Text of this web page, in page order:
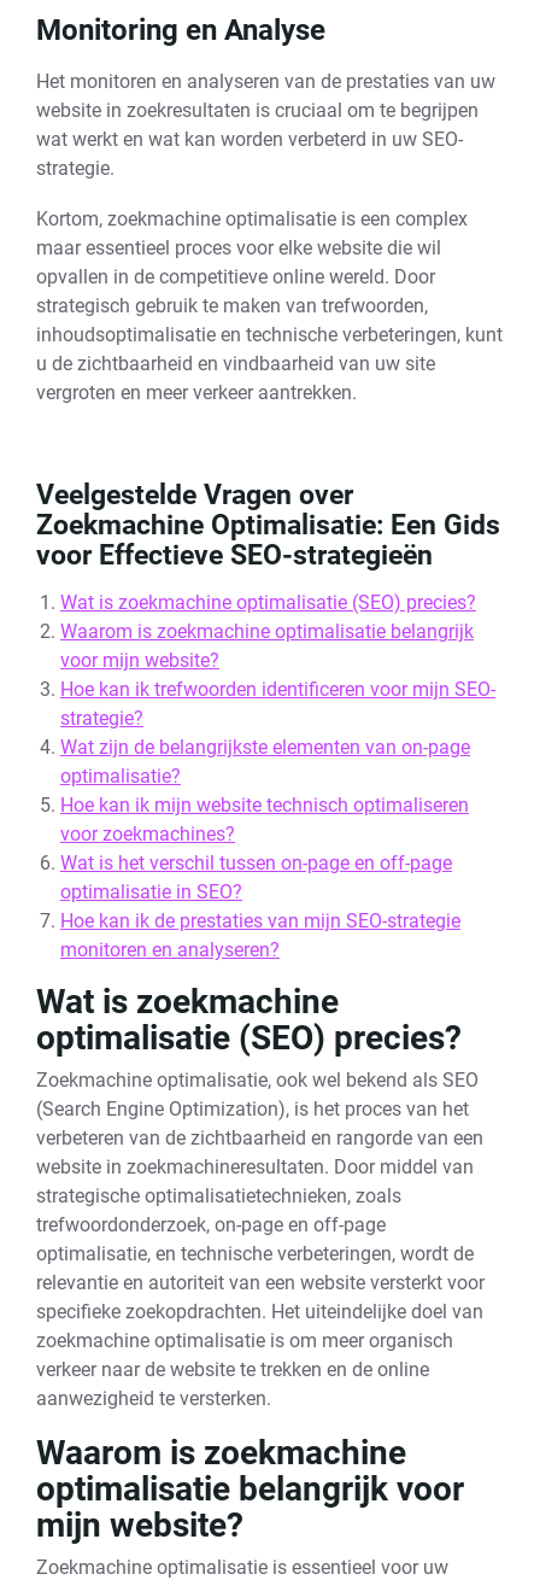
Monitoring en Analyse
Het monitoren en analyseren van de prestaties van uw
website in zoekresultaten is cruciaal om te begrijpen
wat werkt en wat kan worden verbeterd in uw SEO-
strategie.
Kortom, zoekmachine optimalisatie is een complex
maar essentieel proces voor elke website die wil
opvallen in de competitieve online wereld. Door
strategisch gebruik te maken van trefwoorden,
inhoudsoptimalisatie en technische verbeteringen, kunt
u de zichtbaarheid en vindbaarheid van uw site
vergroten en meer verkeer aantrekken.
Veelgestelde Vragen over
Zoekmachine Optimalisatie: Een Gids
voor Effectieve SEO-strategieën
Wat is zoekmachine optimalisatie (SEO) precies?
Waarom is zoekmachine optimalisatie belangrijk
voor mijn website?
Hoe kan ik trefwoorden identificeren voor mijn SEO-
strategie?
Wat zijn de belangrijkste elementen van on-page
optimalisatie?
Hoe kan ik mijn website technisch optimaliseren
voor zoekmachines?
Wat is het verschil tussen on-page en off-page
optimalisatie in SEO?
Hoe kan ik de prestaties van mijn SEO-strategie
monitoren en analyseren?
Wat is zoekmachine
optimalisatie (SEO) precies?
Zoekmachine optimalisatie, ook wel bekend als SEO
(Search Engine Optimization), is het proces van het
verbeteren van de zichtbaarheid en rangorde van een
website in zoekmachineresultaten. Door middel van
strategische optimalisatietechnieken, zoals
trefwoordonderzoek, on-page en off-page
optimalisatie, en technische verbeteringen, wordt de
relevantie en autoriteit van een website versterkt voor
specifieke zoekopdrachten. Het uiteindelijke doel van
zoekmachine optimalisatie is om meer organisch
verkeer naar de website te trekken en de online
aanwezigheid te versterken.
Waarom is zoekmachine
optimalisatie belangrijk voor
mijn website?
Zoekmachine optimalisatie is essentieel voor uw